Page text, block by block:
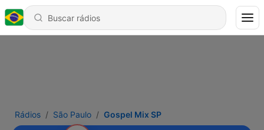
Rádios São Paulo Gospel Mix SP